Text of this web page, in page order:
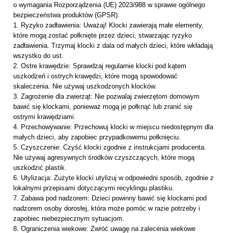
o wymagania Rozporządzenia (UE) 2023/988 w sprawie ogólnego
bezpieczeństwa produktów (GPSR):
1. Ryzyko zadławienia: Uważaj! Klocki zawierają małe elementy,
które mogą zostać połknięte przez dzieci, stwarzając ryzyko
zadławienia. Trzymaj klocki z dala od małych dzieci, które wkładają
wszystko do ust.
2. Ostre krawędzie: Sprawdzaj regularnie klocki pod kątem
uszkodzeń i ostrych krawędzi, które mogą spowodować
skaleczenia. Nie używaj uszkodzonych klocków.
3. Zagrożenie dla zwierząt: Nie pozwalaj zwierzętom domowym
bawić się klockami, ponieważ mogą je połknąć lub zranić się
ostrymi krawędziami.
4. Przechowywanie: Przechowuj klocki w miejscu niedostępnym dla
małych dzieci, aby zapobiec przypadkowemu połknięciu.
5. Czyszczenie: Czyść klocki zgodnie z instrukcjami producenta.
Nie używaj agresywnych środków czyszczących, które mogą
uszkodzić plastik.
6. Utylizacja: Zużyte klocki utylizuj w odpowiedni sposób, zgodnie z
lokalnymi przepisami dotyczącymi recyklingu plastiku.
7. Zabawa pod nadzorem: Dzieci powinny bawić się klockami pod
nadzorem osoby dorosłej, która może pomóc w razie potrzeby i
zapobiec niebezpiecznym sytuacjom.
8. Ograniczenia wiekowe: Zwróć uwagę na zalecenia wiekowe